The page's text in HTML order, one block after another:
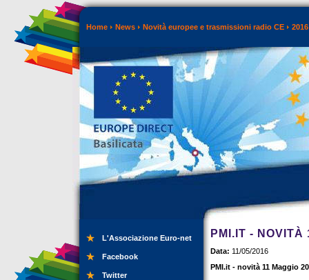
Home News Novità europee e trasmissioni radio CE 2016
L'Associazione Euro-net
Facebook
Twitter
PMI.IT - NOVITÀ
Data: 11/05/2016
PMI.it - novità 11 Maggio